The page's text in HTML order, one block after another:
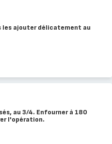
les ajouter délicatement au
au 3/4. Enfourner à 180
l'opération.